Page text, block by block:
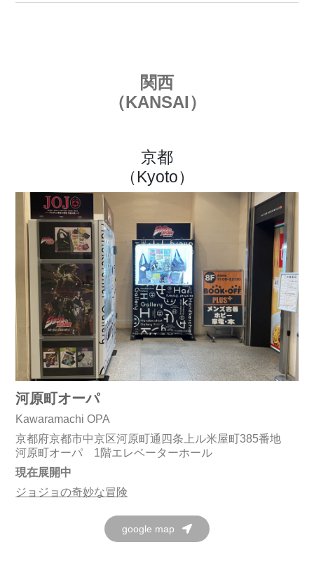
関西
（KANSAI）
京都
（Kyoto）
河原町オーパ
Kawaramachi OPA
京都府京都市中京区河原町通四条上ル米屋町385番地
河原町オーパ 1階エレベーターホール
現在展開中
ジョジョの奇妙な冒険
google map